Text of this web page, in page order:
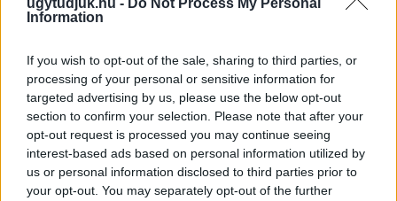
ugytudjuk.hu - Do Not Process My Personal
Information
If you wish to opt-out of the sale, sharing to third parties, or
processing of your personal or sensitive information for
targeted advertising by us, please use the below opt-out
section to confirm your selection. Please note that after your
opt-out request is processed you may continue seeing
interest-based ads based on personal information utilized by
us or personal information disclosed to third parties prior to
your opt-out. You may separately opt-out of the further